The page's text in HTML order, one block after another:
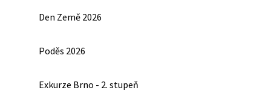
Den Země 2026
Poděs 2026
Exkurze Brno - 2. stupeň